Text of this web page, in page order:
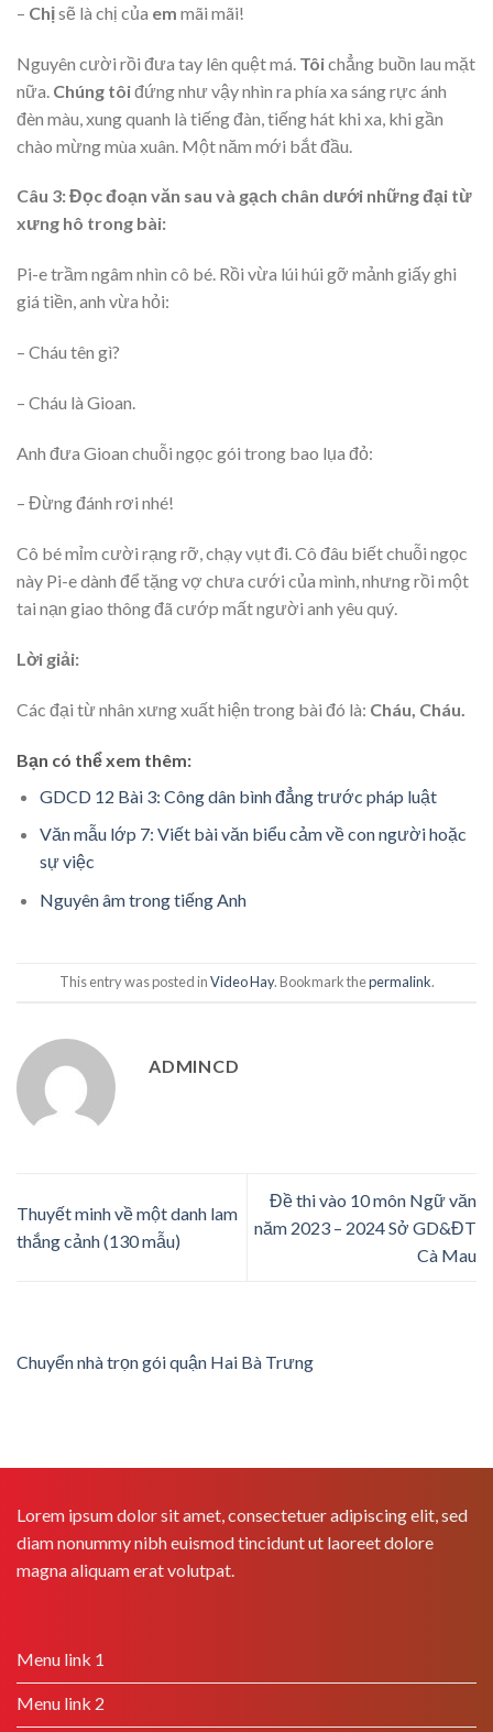
– Chịsẽ là chị của em mãi mãi!
Nguyên cười rồi đưa tay lên quệt má. Tôichẳng buồn lau mặt
nữa. Chúng tôiđứng như vậy nhìn ra phía xa sáng rực ánh
đèn màu, xung quanh là tiếng đàn, tiếng hát khi xa, khi gần
chào mừng mùa xuân. Một năm mới bắt đầu.
Câu 3: Đọc đoạn văn sau và gạch chân dưới những đại từ
xưng hô trong bài:
Pi-e trầm ngâm nhìn cô bé. Rồi vừa lúi húi gỡ mảnh giấy ghi
giá tiền, anh vừa hỏi:
– Cháu tên gì?
– Cháu là Gioan.
Anh đưa Gioan chuỗi ngọc gói trong bao lụa đỏ:
– Đừng đánh rơi nhé!
Cô bé mỉm cười rạng rỡ, chạy vụt đi. Cô đâu biết chuỗi ngọc
này Pi-e dành để tặng vợ chưa cưới của mình, nhưng rồi một
tai nạn giao thông đã cướp mất người anh yêu quý.
Lời giải:
Các đại từ nhân xưng xuất hiện trong bài đó là: Cháu, Cháu.
Bạn có thể xem thêm:
GDCD 12 Bài 3: Công dân bình đẳng trước pháp luật
Văn mẫu lớp 7: Viết bài văn biểu cảm về con người hoặc
sự việc
Nguyên âm trong tiếng Anh
This entry was posted inVideo Hay. Bookmark thepermalink.
ADMINCD
Thuyết minh về một danh lam
thắng cảnh (130 mẫu)
Đề thi vào 10 môn Ngữ văn
năm 2023 – 2024 Sở GD&ĐT
Cà Mau
Chuyển nhà trọn gói quận Hai Bà Trưng
Lorem ipsum dolor sit amet, consectetuer adipiscing elit, sed
diam nonummy nibh euismod tincidunt ut laoreet dolore
magna aliquam erat volutpat.
Menu link 1
Menu link 2